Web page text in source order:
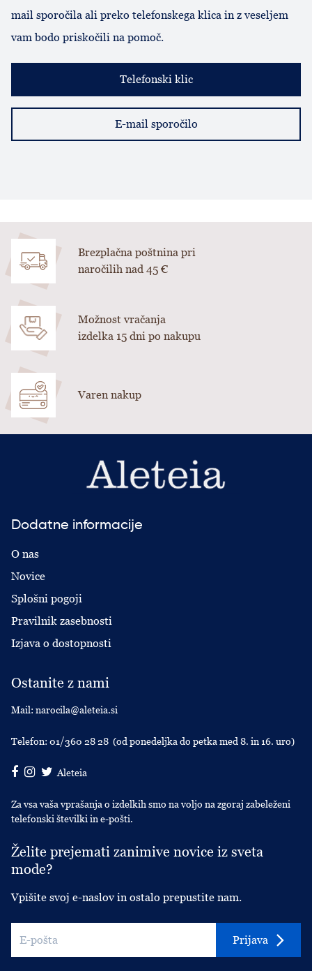
mail sporočila ali preko telefonskega klica in z veseljem
vam bodo priskočili na pomoč.
Telefonski klic
E-mail sporočilo
Brezplačna poštnina pri
naročilih nad 45 €
Možnost vračanja
izdelka 15 dni po nakupu
Varen nakup
Dodatne informacije
O nas
Novice
Splošni pogoji
Pravilnik zasebnosti
Izjava o dostopnosti
Ostanite z nami
Mail: narocila@aleteia.si
Telefon: 01/360 28 28 (od ponedeljka do petka med 8. in 16. uro)
Aleteia
Za vsa vaša vprašanja o izdelkih smo na voljo na zgoraj zabeleženi
telefonski številki in e-pošti.
Želite prejemati zanimive novice iz sveta
mode?
Vpišite svoj e-naslov in ostalo prepustite nam.
Prijava